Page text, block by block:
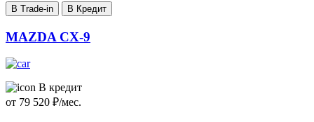
В Trade-in В Кредит
MAZDA CX-9
В кредит
от 79 520 ₽/мес.